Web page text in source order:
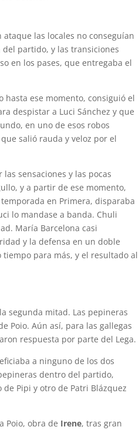
las locales no conseguían
partido, y las transiciones
en los pases, que entregaba el
hasta ese momento, consiguió el
despistar a Luci Sánchez y que
en uno de esos robos
que salió rauda y veloz por el
sensaciones y las pocas
y a partir de ese momento,
en Primera, disparaba
lo mandase a banda. Chuli
María Barcelona casi
y la defensa en un doble
para más, y el resultado al
segunda mitad. Las pepineras
Poio. Aún así, para las gallegas
respuesta por parte del Lega.
a ninguno de los dos
dentro del partido,
Pipi y otro de Patri Blázquez
Poio, obra de Irene, tras gran